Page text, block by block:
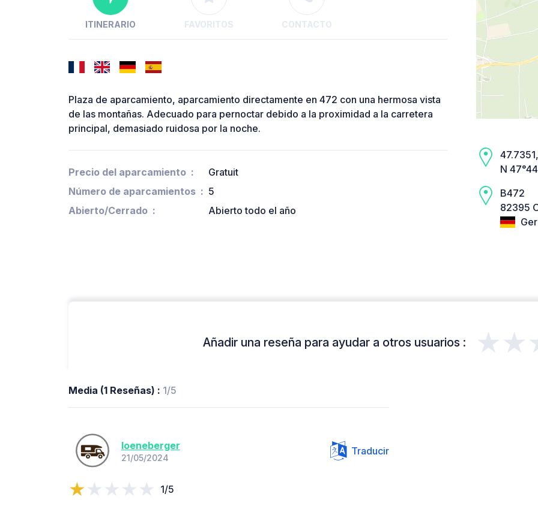
ITINERARIO FAVORITOS CONTACTO
Plaza de aparcamiento, aparcamiento directamente en 472 con una hermosa vista
de las montañas. Adecuado para pernoctar debido a la proximidad a la carretera
principal, demasiado ruidosa por la noche.
Precio del aparcamiento
Gratuit
Número de aparcamientos
5
Abierto/Cerrado
Abierto todo el año
N
B472
82395
Añadir una reseña para ayudar a otros usuarios :
Media (1 Reseñas) : 1/5
loeneberger
21/05/2024
Traducir
1/5